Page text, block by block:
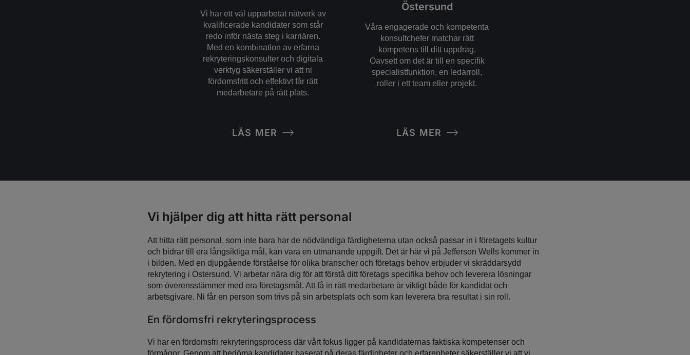
Vi har ett väl upparbetat nätverk av
kvalificerade kandidater som står
redo inför nästa steg i karriären.
Med en kombination av erfarna
rekryteringskonsulter och digitala
verktyg säkerställer vi att ni
fördomsfritt och effektivt får rätt
medarbetare på rätt plats.
LÄS MER
Östersund
Våra engagerade och kompetenta
konsultchefer matchar rätt
kompetens till ditt uppdrag.
Oavsett om det är till en specifik
specialistfunktion, en ledarroll,
roller i ett team eller projekt.
LÄS MER
Vi hjälper dig att hitta rätt personal
Att hitta rätt personal, som inte bara har de nödvändiga färdigheterna utan också passar in i företagets kultur
och bidrar till era långsiktiga mål, kan vara en utmanande uppgift. Det är här vi på Jefferson Wells kommer in
i bilden. Med en djupgående förståelse för olika branscher och företags behov erbjuder vi skräddarsydd
rekrytering i Östersund. Vi arbetar nära dig för att förstå ditt företags specifika behov och leverera lösningar
som överensstämmer med era företagsmål. Att få in rätt medarbetare är viktigt både för kandidat och
arbetsgivare. Ni får en person som trivs på sin arbetsplats och som kan leverera bra resultat i sin roll.
En fördomsfri rekryteringsprocess
Vi har en fördomsfri rekryteringsprocess där vårt fokus ligger på kandidaternas faktiska kompetenser och
förmågor. Genom att bedöma kandidater baserat på deras färdigheter och erfarenheter säkerställer vi att vi